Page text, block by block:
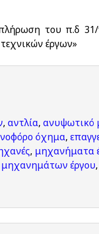
του π.δ 31/
έργων»
, αντλία, ανυψωτικό
όχημα,
, μηχανήματα
μηχανημάτων έργου,